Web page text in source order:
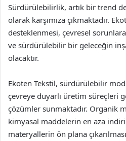
Sürdürülebilirlik, artık bir trend
olarak karşımıza çıkmaktadır.
desteklenmesi, çevresel sorunlara
ve sürdürülebilir bir geleceğin
olacaktır.
Ekoten Tekstil, sürdürülebilir
çevreye duyarlı üretim süreçleri
çözümler sunmaktadır. Organik
kimyasal maddelerin en aza
materyallerin ön plana